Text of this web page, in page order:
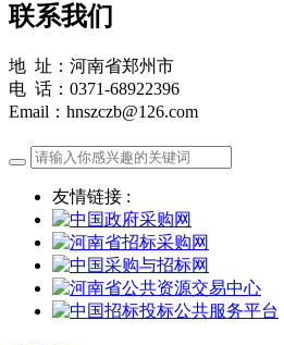
联系我们
地 址：河南省郑州市
电 话：0371-68922396
Email：hnszczb@126.com
友情链接 :